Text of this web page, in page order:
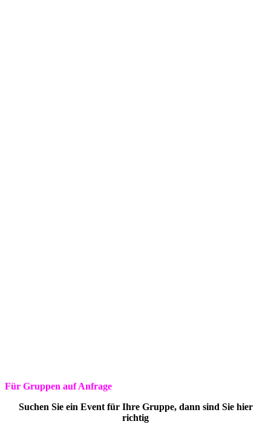
Für Gruppen auf Anfrage
Suchen Sie ein Event für Ihre Gruppe, dann sind Sie hier
richtig